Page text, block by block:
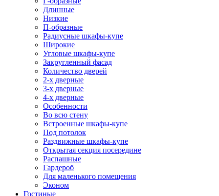
Длинные
Низкие
П-образные
Радиусные шкафы-купе
Широкие
Угловые шкафы-купе
Закругленный фасад
Количество дверей
2-х дверные
3-х дверные
4-х дверные
Особенности
Во всю стену
Встроенные шкафы-купе
Под потолок
Раздвижные шкафы-купе
Открытая секция посередине
Распашные
Гардероб
Для маленького помещения
Эконом
Гостиные